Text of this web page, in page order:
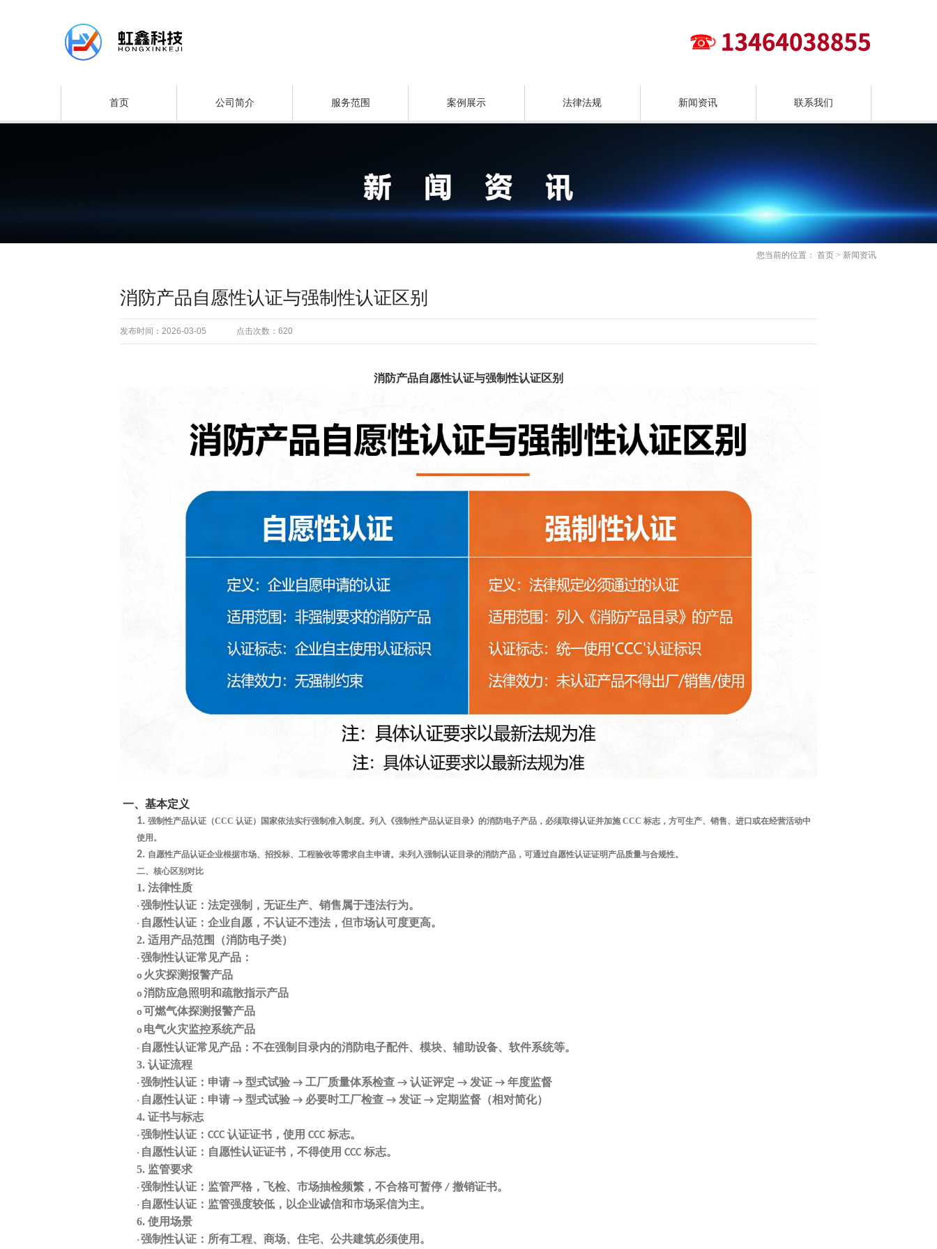
首页 公司简介 服务范围 案例展示 法律法规 新闻资讯 联系我们
您当前的位置： 首页 > 新闻资讯
消防产品自愿性认证与强制性认证区别
发布时间：2026-03-05 点击次数：620
消防产品自愿性认证与强制性认证区别
一、基本定义
1. 强制性产品认证（CCC 认证） 国家依法实行强制准入制度。列入《强制性产品认证目录》的消防电子产品， 必须取得认证并加施 CCC 标志 ，方可生产、销售、进口或在经营活动中
使用。
2. 自愿性产品认证企业根据市场、招投标、工程验收等需求自主申请。未列入强制认证目录的消防产品，可通过自愿性认证证明产品质量与合规性。
二、核心区别对比
1. 法律性质
· 强制性认证： 法定强制 ，无证生产、销售属于违法行为。
· 自愿性认证： 企业自愿 ，不认证不违法，但市场认可度更高。
2. 适用产品范围（消防电子类）
· 强制性认证常见产品：
o 火灾探测报警产品
o消防应急照明和疏散指示产品
o可燃气体探测报警产品
o 电气火灾监控系统产品
· 自愿性认证常见产品：不在强制目录内的消防电子配件、模块、辅助设备、软件系统等。
3. 认证流程
· 强制性认证：申请 → 型式试验 → 工厂质量体系检查 → 认证评定 → 发证 → 年度监督
· 自愿性认证：申请 → 型式试验 → 必要时工厂检查 → 发证 → 定期监督（相对简化）
4. 证书与标志
· 强制性认证： CCC 认证证书，使用 CCC 标志。
· 自愿性认证：自愿性认证证书， 不得使用 CCC 标志。
5. 监管要求
· 强制性认证：监管严格，飞检、市场抽检频繁，不合格可暂停 / 撤销证书。
· 自愿性认证：监管强度较低，以企业诚信和市场采信为主。
6. 使用场景
· 强制性认证： 所有工程、商场、住宅、公共建筑必须使用 。